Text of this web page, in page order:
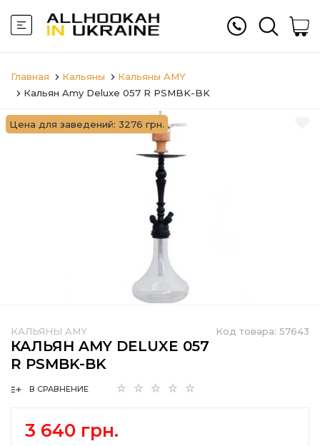
Главная Кальяны
Кальяны AMY
Кальян Amy Deluxe 057 R PSMBK-BK
Цена для заведений: 3276 грн.
Код товара: 57643
КАЛЬЯНЫ AMY
КАЛЬЯН AMY DELUXE 057
R PSMBK-BK
В СРАВНЕНИЕ
3 640 грн.